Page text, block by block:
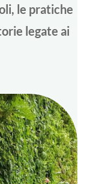
le pratiche
legate ai